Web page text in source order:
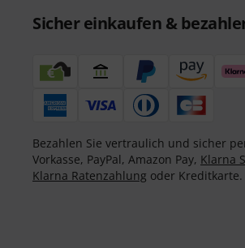
Sicher einkaufen &
Bezahlen Sie vertraulich und sicher
Vorkasse, PayPal, Amazon Pay, Klarna
Klarna Ratenzahlung oder Kreditkarte.